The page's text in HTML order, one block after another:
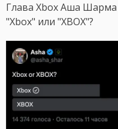
Глава Xbox Аша Шарма
"Xbox" или "XBOX"?